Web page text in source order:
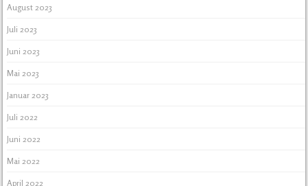
August 2023
Juli 2023
Juni 2023
Mai 2023
Januar 2023
Juli 2022
Juni 2022
Mai 2022
April 2022